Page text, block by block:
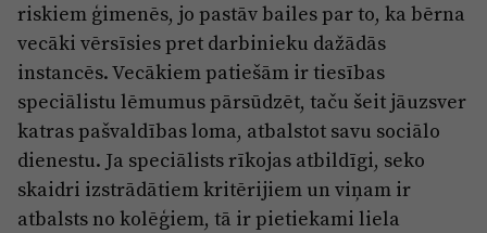
riskiem ģimenēs, jo pastāv bailes par to, ka bērna
vecāki vērsīsies pret darbinieku dažādās
instancēs. Vecākiem patiešām ir tiesības
speciālistu lēmumus pārsūdzēt, taču šeit jāuzsver
katras pašvaldības loma, atbalstot savu sociālo
dienestu. Ja speciālists rīkojas atbildīgi, seko
skaidri izstrādātiem kritērijiem un viņam ir
atbalsts no kolēģiem, tā ir pietiekami liela